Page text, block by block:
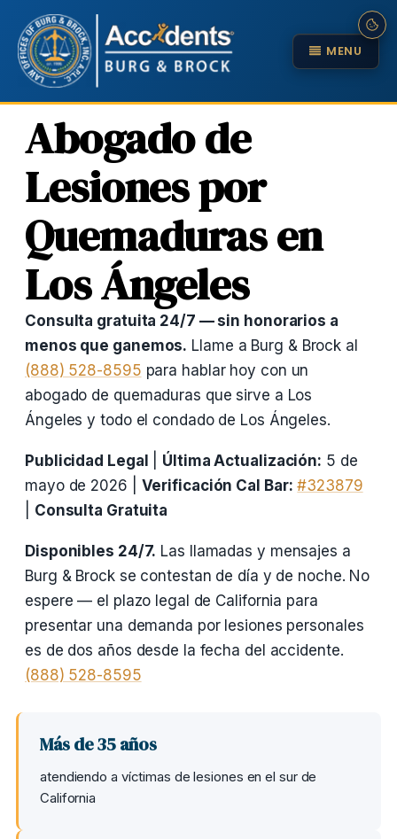
MENU
Abogado de
Lesiones por
Quemaduras en
Los Ángeles
Consulta gratuita 24/7 — sin honorarios a
menos que ganemos. Llame a Burg & Brock al
(888) 528-8595 para hablar hoy con un
abogado de quemaduras que sirve a Los
Ángeles y todo el condado de Los Ángeles.
Publicidad Legal Última Actualización: 5 de
mayo de 2026 | Verificación Cal Bar: #323879
Consulta Gratuita
Disponibles 24/7. Las llamadas y mensajes a
Burg & Brock se contestan de día y de noche. No
espere — el plazo legal de California para
presentar una demanda por lesiones personales
es de dos años desde la fecha del accidente.
(888) 528-8595
Más de 35 años
atendiendo a víctimas de lesiones en el sur de
California